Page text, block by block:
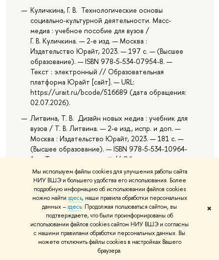
Мы используем файлы cookies для улучшения работы сайта
НИУ ВШЭ и большего удобства его использования. Более
подробную информацию об использовании файлов cookies
можно найти здесь, наши правила обработки персональных
данных –здесь. Продолжая пользоваться сайтом, вы
подтверждаете, что были проинформированы об
использовании файлов cookies сайтом НИУ ВШЭ и согласны
с нашими правилами обработки персональных данных. Вы
можете отключить файлы cookies в настройках Вашего
браузера.
✖
Куличкина, Г. В. Технологические основы
социально-культурной деятельности. Масс-
медиа : учебное пособие для вузов /
Г. В. Куличкина. — 2-е изд. — Москва :
Издательство Юрайт, 2023. — 197 с. — (Высшее
образование). — ISBN 978-5-534-07954-8. —
Текст : электронный // Образовательная
платформа Юрайт [сайт]. — URL:
https://urait.ru/bcode/516689 (дата обращения:
02.07.2026).
Литвина, Т. В. Дизайн новых медиа : учебник для
вузов / Т. В. Литвина. — 2-е изд., испр. и доп. —
Москва : Издательство Юрайт, 2023. — 181 с. —
(Высшее образование). — ISBN 978-5-534-10964-
1. — Текст : электронный // Образовательная
платформа Юрайт [сайт]. — URL:
https://urait.ru/bcode/515503 (дата обращения:
02.07.2026).
Авторы
Котюкова Анастасия Васильевна